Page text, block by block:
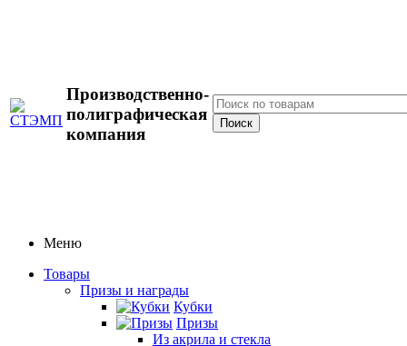
Производственно-
полиграфическая
компания
Меню
Товары
Призы и награды
Кубки
Призы
Из акрила и стекла